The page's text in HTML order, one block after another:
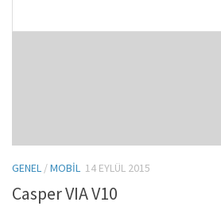
GENEL /MOBIL 14 EYLÜL 2015
Casper VIA V10